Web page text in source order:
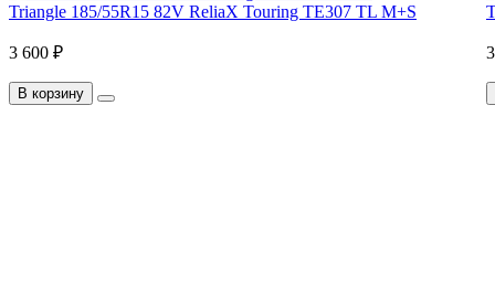
Triangle 185/55R15 82V ReliaX Touring TE307 TL M+S
3 600 ₽
В корзину